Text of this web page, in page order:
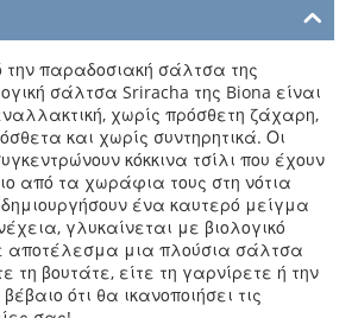
παραδοσιακή σάλτσα της
σάλτσα Sriracha της Biona είναι
χωρίς πρόσθετη ζάχαρη,
και χωρίς συντηρητικά. Οι
κόκκινα τσίλι που έχουν
από τα χωράφια τους στη νότια
ένα καυτερό μείγμα
γλυκαίνεται με βιολογικό
αποτέλεσμα μια πλούσια σάλτσα
τη βουτάτε, είτε τη γαρνίρετε ή την
ότι θα ικανοποιήσει τις